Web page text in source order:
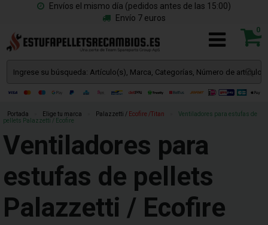
Envíos el mismo día (pedidos antes de las 15:00)
Envío 7 euros
0
Portada Elige tu marca Palazzetti / Ecofire /Titan
Ventiladores para estufas de
pellets Palazzetti / Ecofire
Ventiladores para
estufas de pellets
Palazzetti / Ecofire